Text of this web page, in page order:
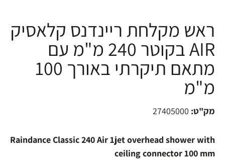
ראש מקלחת ריינדנס קלאסיק
AIR בקוטר 240 מ"מ עם
מתאם תיקרתי באורך 100
מ"מ
מק"ט: 27405000
Raindance Classic 240 Air 1jet overhead shower with
ceiling connector 100 mm